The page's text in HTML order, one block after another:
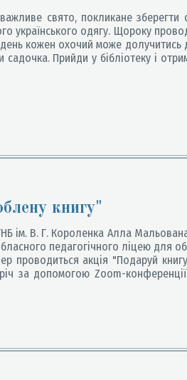
свято, покликане зберегти
українського одягу. Щороку
кожен охочий може долучитись
Прийди у бібліотеку і
книгу"
ім. В. Г. Короленка Алла
педагогічного ліцею для
проводиться акція "Подаруй
за допомогою Zoom-